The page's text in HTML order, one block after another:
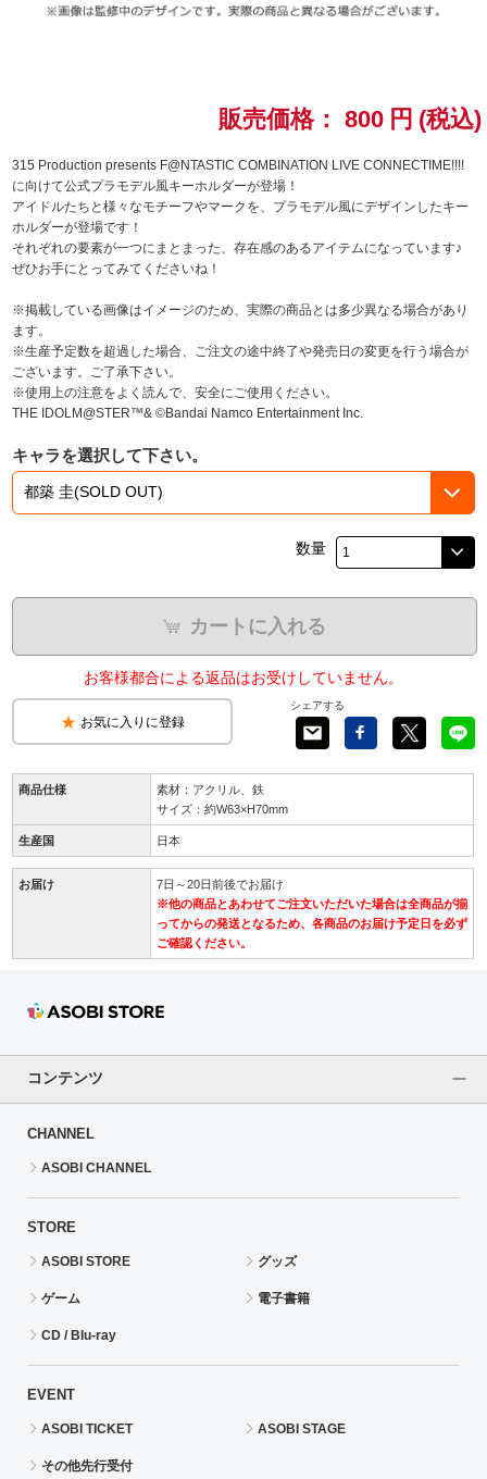
ガンダムシリーズ
ラブライブ！
ラブライブ！サンシャイン‼
ラブライブ！虹ヶ咲学園スクールアイドル同好会
ラブライブ！スーパースター!!
アイドリッシュセブン
モフモフパレード
販売価格： 800 円 (税込)
315 Production presents F@NTASTIC COMBINATION LIVE CONNECTIME!!!!
に向けて公式プラモデル風キーホルダーが登場！
アイドルたちと様々なモチーフやマークを、プラモデル風にデザインしたキー
ホルダーが登場です！
それぞれの要素が一つにまとまった、存在感のあるアイテムになっています♪
ぜひお手にとってみてくださいね！
※掲載している画像はイメージのため、実際の商品とは多少異なる場合があり
ます。
※生産予定数を超過した場合、ご注文の途中終了や発売日の変更を行う場合が
ございます。ご了承下さい。
※使用上の注意をよく読んで、安全にご使用ください。
THE IDOLM@STER™& ©Bandai Namco Entertainment Inc.
キャラを選択して下さい。
数量
カートに入れる
お客様都合による返品はお受けしていません。
お気に入りに登録
シェアする
商品仕様
素材：アクリル、鉄
サイズ：約W63×H70mm
生産国 日本
お届け
7日～20日前後でお届け
※他の商品とあわせてご注文いただいた場合は全商品が揃
ってからの発送となるため、各商品のお届け予定日を必ず
ご確認ください。
コンテンツ
CHANNEL
ASOBI CHANNEL
STORE
ASOBI STORE グッズ
ゲーム 電子書籍
CD / Blu-ray
EVENT
ASOBI TICKET ASOBI STAGE
その他先行受付